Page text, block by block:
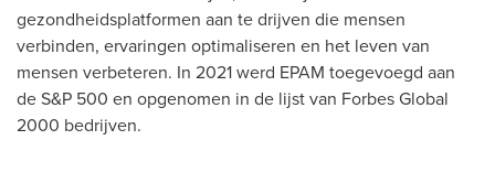
gezondheidsplatformen aan te drijven die mensen
verbinden, ervaringen optimaliseren en het leven van
mensen verbeteren. In 2021 werd EPAM toegevoegd aan
de S&P 500 en opgenomen in de lijst van Forbes Global
2000 bedrijven.